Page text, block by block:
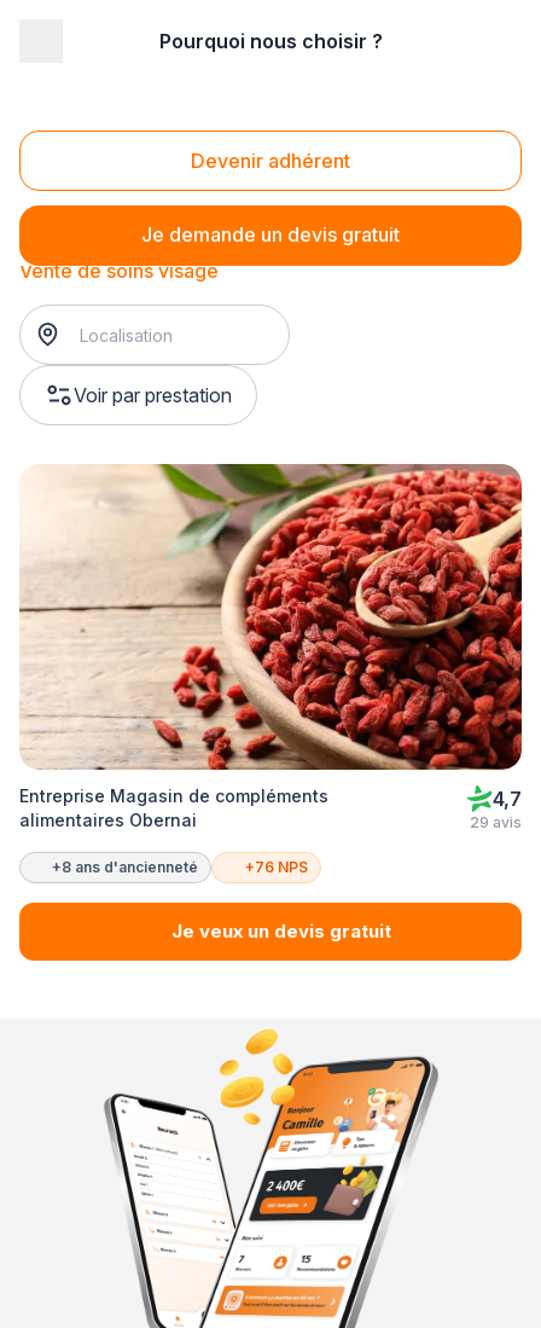
Pourquoi nous choisir ?
Devenir adhérent
Je demande un devis gratuit
Vente de soins visage
Vente de soins visage
Voir par prestation
Entreprise Magasin de compléments
alimentaires Obernai
4,7
29 avis
+8 ans d'ancienneté +76 NPS
Je veux un devis gratuit